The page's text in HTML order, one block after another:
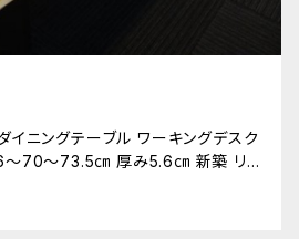
ニングテーブル ワーキングデスク
70～73.5㎝ 厚み5.6㎝ 新築 リフ